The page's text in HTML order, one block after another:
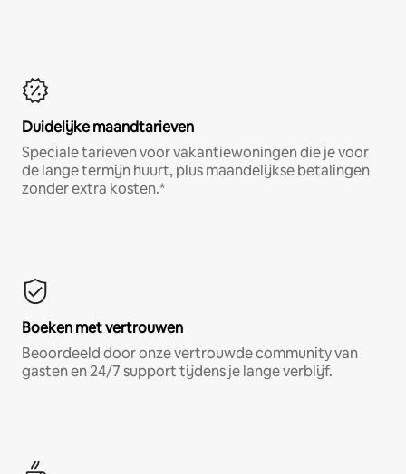
Duidelijke maandtarieven
Speciale tarieven voor vakantiewoningen die je voor
de lange termijn huurt, plus maandelijkse betalingen
zonder extra kosten.*
Boeken met vertrouwen
Beoordeeld door onze vertrouwde community van
gasten en 24/7 support tijdens je lange verblijf.